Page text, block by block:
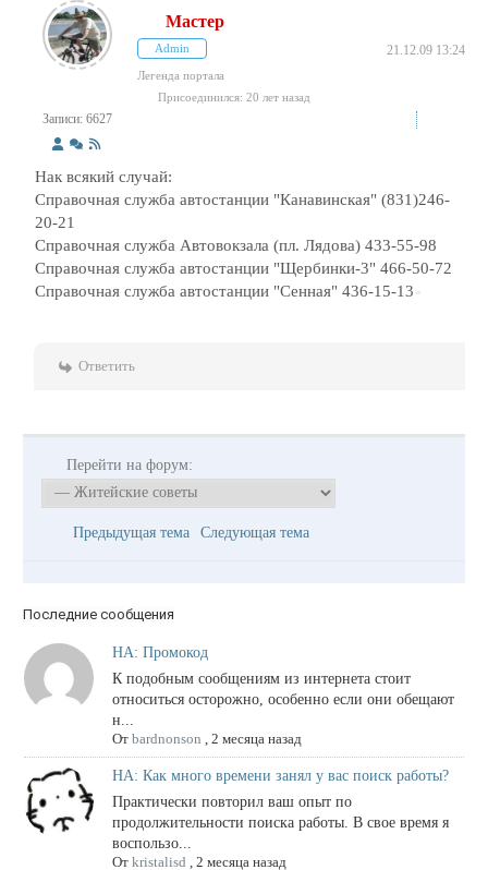
Записи: 6627
Мастер
Admin 21.12.09 13:24
Легенда портала
Присоединился: 20 лет назад
Нак всякий случай:
Справочная служба автостанции "Канавинская" (831)246-
20-21
Справочная служба Автовокзала (пл. Лядова) 433-55-98
Справочная служба автостанции "Щербинки-3" 466-50-72
Справочная служба автостанции "Сенная" 436-15-13
Ответить
Перейти на форум:
Предыдущая тема Следующая тема
Последние сообщения
НА: Промокод
К подобным сообщениям из интернета стоит
относиться осторожно, особенно если они обещают
н...
От bardnonson , 2 месяца назад
НА: Как много времени занял у вас поиск работы?
Практически повторил ваш опыт по
продолжительности поиска работы. В свое время я
воспользо...
От kristalisd , 2 месяца назад